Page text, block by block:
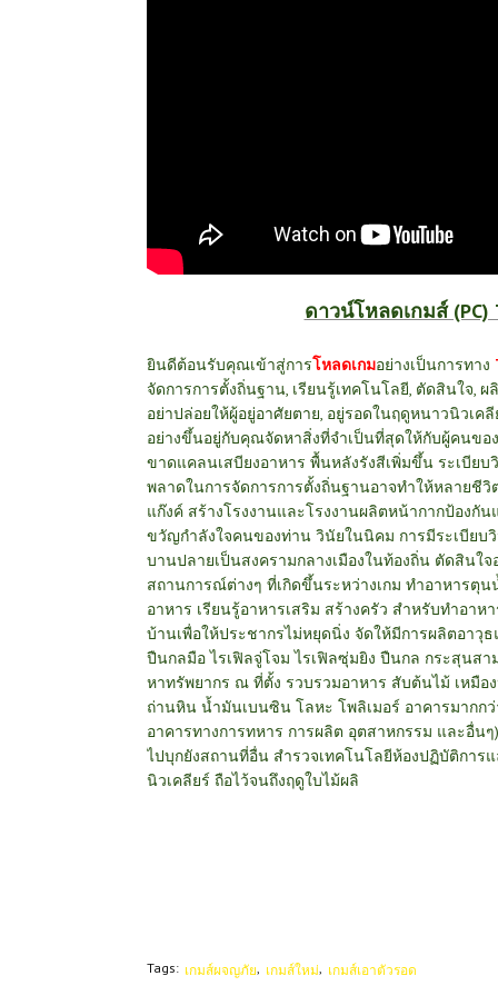
ดาวน์โหลดเกมส์ (PC)
ยินดีต้อนรับคุณเข้าสู่การโหลดเกมอย่างเป็นการทาง
จัดการการตั้งถิ่นฐาน, เรียนรู้เทคโนโลยี, ตัดสินใจ, ผ
อย่าปล่อยให้ผู้อยู่อาศัยตาย, อยู่รอดในฤดูหนาวนิวเ
อย่างขึ้นอยู่กับคุณจัดหาสิ่งที่จำเป็นที่สุดให้กับผู้คนข
ขาดแคลนเสบียงอาหาร พื้นหลังรังสีเพิ่มขึ้น ระเบี
พลาดในการจัดการการตั้งถิ่นฐานอาจทำให้หลายชี
แก๊งค์ สร้างโรงงานและโรงงานผลิตหน้ากากป้องกั
ขวัญกำลังใจคนของท่าน วินัยในนิคม การมีระเบียบ
บานปลายเป็นสงครามกลางเมืองในท้องถิ่น ตัดสินใ
สถานการณ์ต่างๆ ที่เกิดขึ้นระหว่างเกม ทำอาหารตุ
อาหาร เรียนรู้อาหารเสริม สร้างครัว สำหรับทำอา
บ้านเพื่อให้ประชากรไม่หยุดนิ่ง จัดให้มีการผลิตอาวุ
ปืนกลมือ ไรเฟิลจู่โจม ไรเฟิลซุ่มยิง ปืนกล กระสุนส
หาทรัพยากร ณ ที่ตั้ง รวบรวมอาหาร สับต้นไม้ เหมื
ถ่านหิน น้ำมันเบนซิน โลหะ โพลิเมอร์ อาคารมากก
อาคารทางการทหาร การผลิต อุตสาหกรรม และอื่น
ไปบุกยังสถานที่อื่น สำรวจเทคโนโลยีห้องปฏิบัติการ
นิวเคลียร์ ถือไว้จนถึงฤดูใบไม้ผลิ
Tags: เกมส์ผจญภัย เกมส์ใหม่ เกมส์เอาตัวรอด